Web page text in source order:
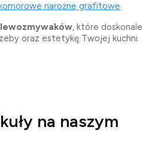
narożne grafitowe
, które doskonale
oraz estetykę Twojej kuchni.
na naszym